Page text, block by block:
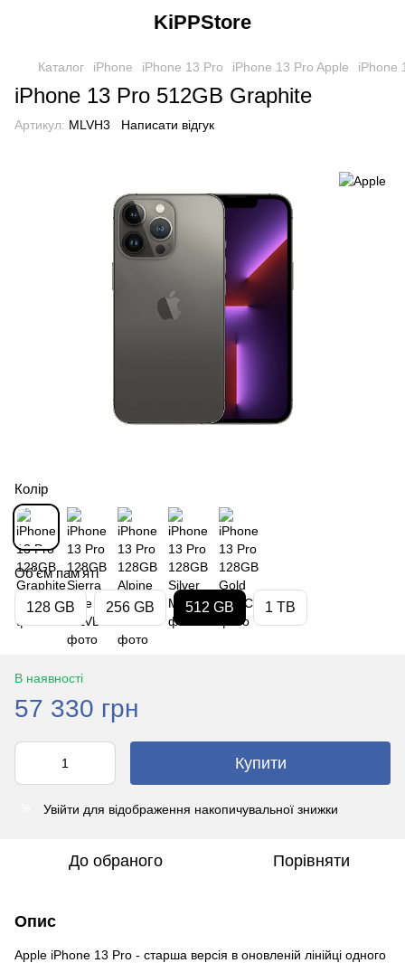
KiPPStore
Каталог iPhone iPhone 13 Pro iPhone 13 Pro Apple iPhone
iPhone 13 Pro 512GB Graphite
Артикул: MLVH3 Написати відгук
Колір
Обʼєм памʼяті
128 GB 256 GB 512 GB 1 TB
В наявності
57 330 грн
Купити
Увійти для відображення накопичувальної знижки
До обраного Порівняти
Опис
Apple iPhone 13 Pro - старша версія в оновленій лінійці одного